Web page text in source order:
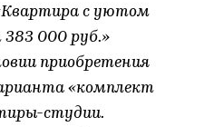
с уютом
000 руб.»
приобретения
«комплект
студии.